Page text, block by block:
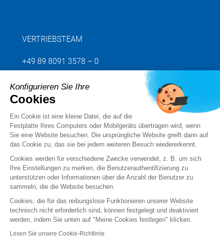
VERTRIEBSTEAM
+49 89 8091 3578 – 0
Senden Sie uns Ihre Anfrage
Folgen Sie uns
Rechtsvermerke
Konfigurieren Sie Ihre
Cookies
Ein Cookie ist eine kleine Datei, die auf die
Festplatte Ihres Computers oder Mobilgeräts übertragen wird, wenn
Sie eine Website besuchen. Die ursprüngliche Website greift dann auf
das Cookie zu, das sie bei jedem weiteren Besuch wiedererkennt.
Cookies werden für verschiedene Zwecke verwendet, z. B. um sich
Ihre Einstellungen zu merken, die Benutzerauthentifizierung zu
unterstützen oder Informationen über die Anzahl der Benutzer zu
sammeln, die die Website besuchen.
Cookies, die für das reibungslose Funktionieren unserer Website
technisch nicht erforderlich sind, können festgelegt und deaktiviert
werden, indem Sie unten auf "Meine Cookies festlegen" klicken.
Lesen Sie unsere Cookie-Richtlinie